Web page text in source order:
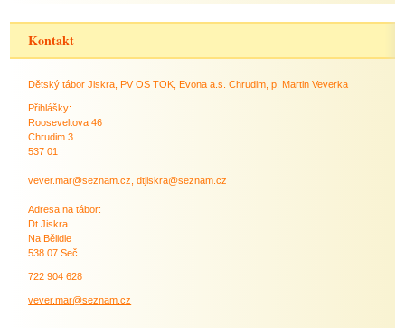
Kontakt
Dětský tábor Jiskra, PV OS TOK, Evona a.s. Chrudim, p. Martin Veverka
Přihlášky:
Rooseveltova 46
Chrudim 3
537 01
vever.mar@seznam.cz, dtjiskra@seznam.cz
Adresa na tábor:
Dt Jiskra
Na Bělidle
538 07 Seč
722 904 628
vever.mar@seznam.cz